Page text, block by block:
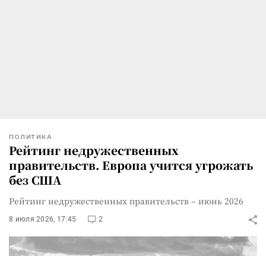
ПОЛИТИКА
Рейтинг недружественных
правительств. Европа учится угрожать
без США
Рейтинг недружественных правительств – июнь 2026
8 июля 2026, 17:45 2